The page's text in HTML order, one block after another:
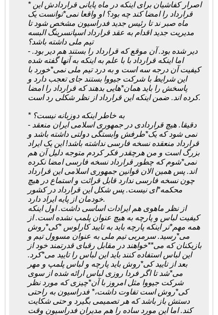
* اصرار کفاشیان برای اینکه در ماه پایانی قراردادش این
قرارداد را امضا کند چه بود؟ او واقعا نمی*توانست یک
ماه صبر ند تا رئیس جدید فدراسیون مشخص شود تا
مدیریت جدید اقدام به عقد قرارداد اسپانسرینگ البسه
تیم ملی داشته باشد؟
- دیر شده بود. آن موقع که قرارداد را بستند هم دیر بود.
اما اینکه قرارداد با با علم به اینکه به آنها گفته شده
کیفیت آن درجه سه است و به درد تیم ملی نمی*خورد با
این شرایط با شرکت جیووا بستند جای تعجب دارد و
پاسخش را باید همان*هایی بدهند که قرارداد را امضا
کرده اند. ضمن اینکه این قرارداد از نظر شکلی رد است.
* به خاطر اینکه دوزبانه نیست؟
- دقیقا. هیچ قراردادی در جمهوری اسلامی ایران منعقد
نمی شود که یک*طرفش وابستگی دولتی داشته باشد و
قرارداد منعقده نسخه فارسی نداشته باشد! این یک ایراد
بزرگ است و من هرچقدر فکر کردم متوجه دلیل آن هم
نمی*شوم که چطور قرارداد نسخه فارسی امضا نکرده
اند. پس همین الان قوانین جمهوری اسلامی این قرارداد
چون نسخه فارسی ندارد قابل قرائت و استماع در هیچ
محکمه*ای نیست. پس شکل این قرارداد در کشور
خودمان از پایه ایراد دارد.
از نظر ماهوی هم ایرادات اساسی داشت. اول اینکه
کیفیت لباس و پارچه به هیچ عنوان پلمپ نشده است. از
همه مهم*تر اینکه پارچه باید به تایید کارلوس *کی*روش
می*رسید. سرمربی تیم ملی به عنوان مسوول تیم و
بازیکنان که می**خواهند در مقابل رقبای قدرتمند خود از
این لباس استفاده کنند باید این لباس را تایید می*کرد.
بعد از تایید کی*روش باید پارچه و لباس پلمپ و مهر
می*شد تا اگر فردا روزی لباس ارائه شده از سوی
شرکت جیووا مثل امروز با آن*چیزی که مورد نظر
کی*روش است تفاوت داشت،* فدراسیون به راحتی
دستش باز باشد که هر تصمیمی بگیرد و حتی شکایت
کند. اما این مورد ساده را هم مدیران فدراسیون وقت